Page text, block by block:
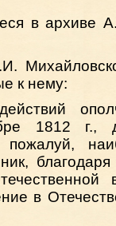
в архиве
к нему:
1812 г.,
в